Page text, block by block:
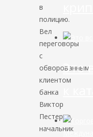
в
полицию.
Вел
переговоры
с
обворованным
клиентом
банка
Виктор
Пестерев,
начальник
Это